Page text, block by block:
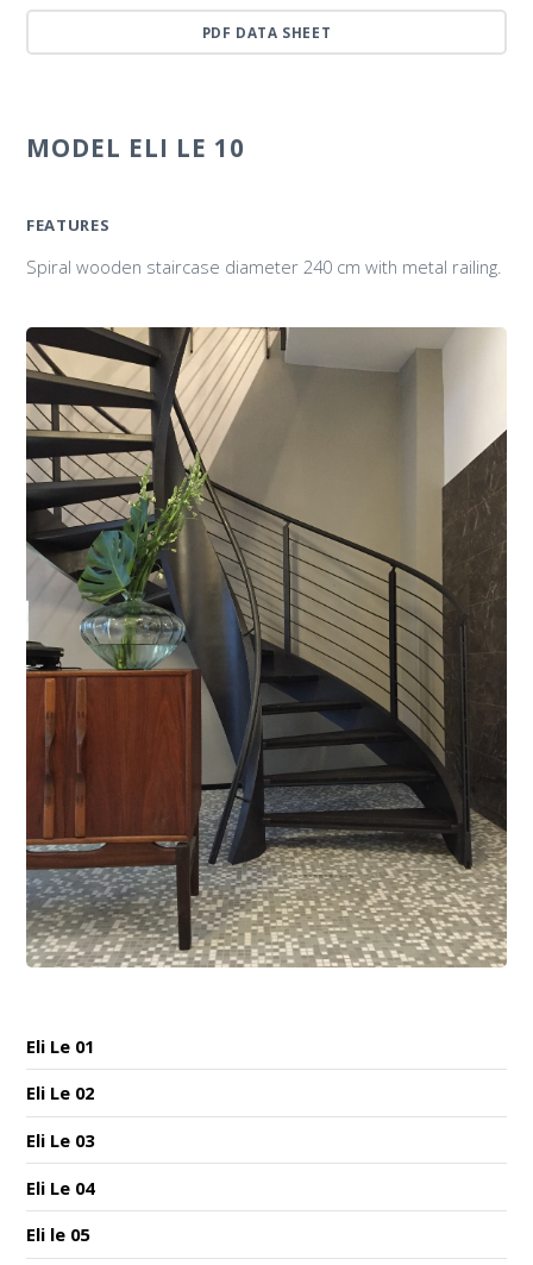
PDF DATA SHEET
MODEL ELI LE 10
FEATURES
Spiral wooden staircase diameter 240 cm with metal railing.
Eli Le 01
Eli Le 02
Eli Le 03
Eli Le 04
Eli le 05